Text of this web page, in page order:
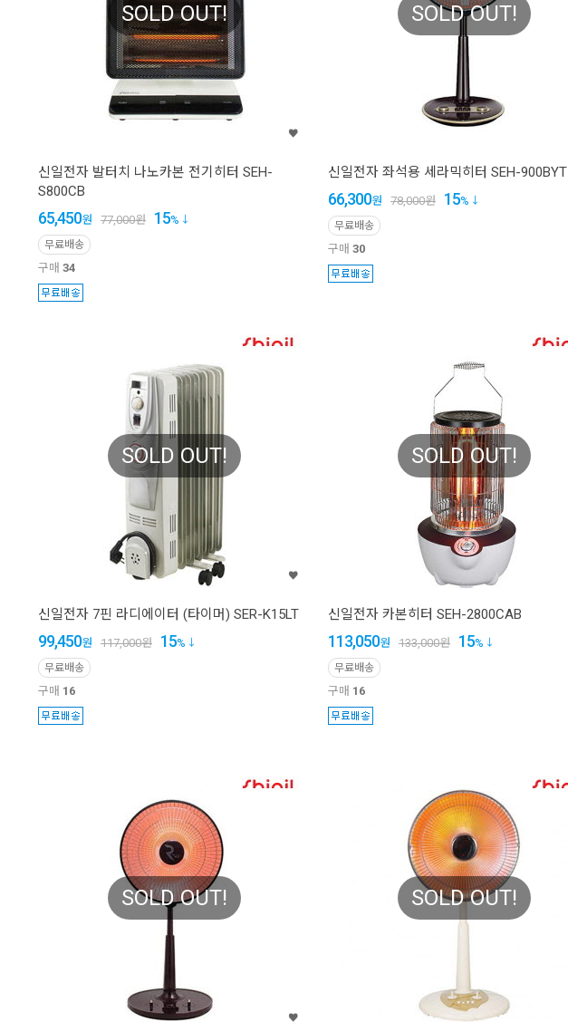
SOLD OUT!
신일전자 발터치 나노카본 전기히터 SEH-
S800CB
65,450원 77,000원 15%
무료배송
구매 34
SOLD OUT!
신일전자 좌석용 세라믹히터 SEH-900BYT
66,300원 78,000원 15%
무료배송
구매 30
SOLD OUT!
신일전자 7핀 라디에이터 (타이머) SER-K15LT
99,450원 117,000원 15%
무료배송
구매 16
SOLD OUT!
신일전자 카본히터 SEH-2800CAB
113,050원 133,000원 15%
무료배송
구매 16
SOLD OUT! SOLD OUT!